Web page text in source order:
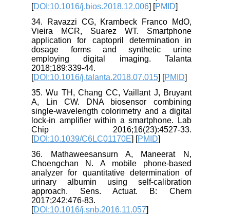
[DOI:10.1016/j.bios.2018.12.006] [PMID
34. Ravazzi CG, Krambeck Franco MdO,
Vieira MCR, Suarez WT. Smartphone
application for captopril determination in
dosage forms and synthetic urine
employing digital imaging. Talanta
2018;189:339-44.
[DOI:10.1016/j.talanta.2018.07.015] [PMID
35. Wu TH, Chang CC, Vaillant J, Bruyant
A, Lin CW. DNA biosensor combining
single-wavelength colorimetry and a digital
lock-in amplifier within a smartphone. Lab
Chip 2016;16(23):4527-33.
[DOI:10.1039/C6LC01170E] [PMID
36. Mathaweesansurn A, Maneerat N,
Choengchan N. A mobile phone-based
analyzer for quantitative determination of
urinary albumin using self-calibration
approach. Sens. Actuat. B: Chem
2017;242:476-83.
[DOI:10.1016/j.snb.2016.11.057